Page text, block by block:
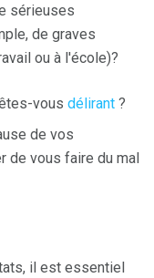
sérieuses
de graves
ou à l'école)?
vous délirant ?
de vos
de vous faire du mal
il est essentiel